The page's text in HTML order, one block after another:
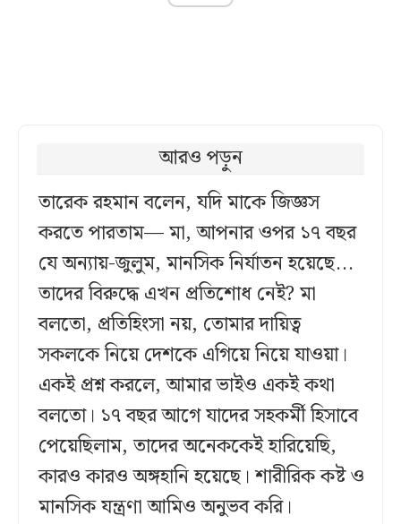
আরও পড়ুন
তারেক রহমান বলেন, যদি মাকে জিজ্ঞস
করতে পারতাম— মা, আপনার ওপর ১৭ বছর
যে অন্যায়-জুলুম, মানসিক নির্যাতন হয়েছে...
তাদের বিরুদ্ধে এখন প্রতিশোধ নেই? মা
বলতো, প্রতিহিংসা নয়, তোমার দায়িত্ব
সকলকে নিয়ে দেশকে এগিয়ে নিয়ে যাওয়া।
একই প্রশ্ন করলে, আমার ভাইও একই কথা
বলতো। ১৭ বছর আগে যাদের সহকর্মী হিসাবে
পেয়েছিলাম, তাদের অনেককেই হারিয়েছি,
কারও কারও অঙ্গহানি হয়েছে। শারীরিক কষ্ট ও
মানসিক যন্ত্রণা আমিও অনুভব করি।